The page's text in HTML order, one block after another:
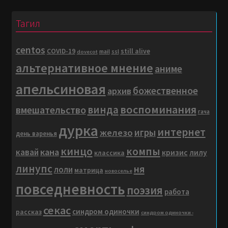
Тагил
centos COVID-19 dovecot mail ssl still alive
альтернативное мнение аниме
апельсиновая архив божественное
вмешательство винда воспоминания гача
день варенья дурка железо игры интернет
кавай кана кинцо классика компы кризис лилу
линупслоли матрица новоселье ня
повседневность поэзия работа
рассказ секас синдром одиночки синдром одиночки -